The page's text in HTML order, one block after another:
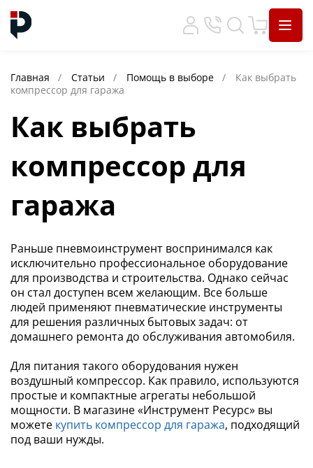
Главная Статьи Помощь в выборе
Как выбрать
компрессор для гаража
Как выбрать
компрессор для
гаража
Раньше пневмоинструмент воспринимался как
исключительно профессиональное оборудование
для производства и строительства. Однако сейчас
он стал доступен всем желающим. Все больше
людей применяют пневматические инструменты
для решения различных бытовых задач: от
домашнего ремонта до обслуживания автомобиля.
Для питания такого оборудования нужен
воздушный компрессор. Как правило, используются
простые и компактные агрегаты небольшой
мощности. В магазине «Инструмент Ресурс» вы
можете купить компрессор для гаража, подходящий
под ваши нужды.